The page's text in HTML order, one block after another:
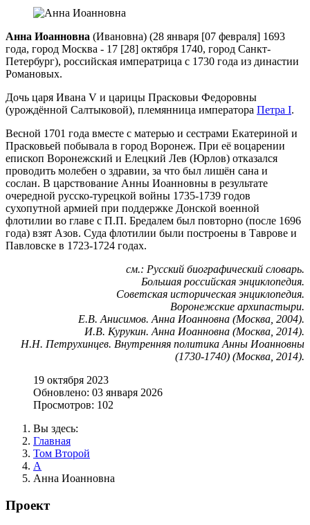
Анна Иоанновна (Ивановна) (28 января [07 февраля] 1693
года, город Москва - 17 [28] октября 1740, город Санкт-
Петербург), российская императрица с 1730 года из династии
Романовых.
Дочь царя Ивана V и царицы Прасковьи Федоровны
(урождённой Салтыковой), племянница императора Петра I.
Весной 1701 года вместе с матерью и сестрами Екатериной и
Прасковьей побывала в город Воронеж. При её воцарении
епископ Воронежский и Елецкий Лев (Юрлов) отказался
проводить молебен о здравии, за что был лишён сана и
сослан. В царствование Анны Иоанновны в результате
очередной русско-турецкой войны 1735-1739 годов
сухопутной армией при поддержке Донской военной
флотилии во главе с П.П. Бредалем был повторно (после 1696
года) взят Азов. Суда флотилии были построены в Таврове и
Павловске в 1723-1724 годах.
см.: Русский биографический словарь.
Большая российская энциклопедия.
Советская историческая энциклопедия.
Воронежские архипастыри.
Е.В. Анисимов. Анна Иоанновна (Москва, 2004).
И.В. Курукин. Анна Иоанновна (Москва, 2014).
Н.Н. Петрухинцев. Внутренняя политика Анны Иоанновны
(1730-1740) (Москва, 2014).
19 октября 2023
Обновлено: 03 января 2026
Просмотров: 102
Вы здесь:
Главная
Том Второй
А
Анна Иоанновна
Проект